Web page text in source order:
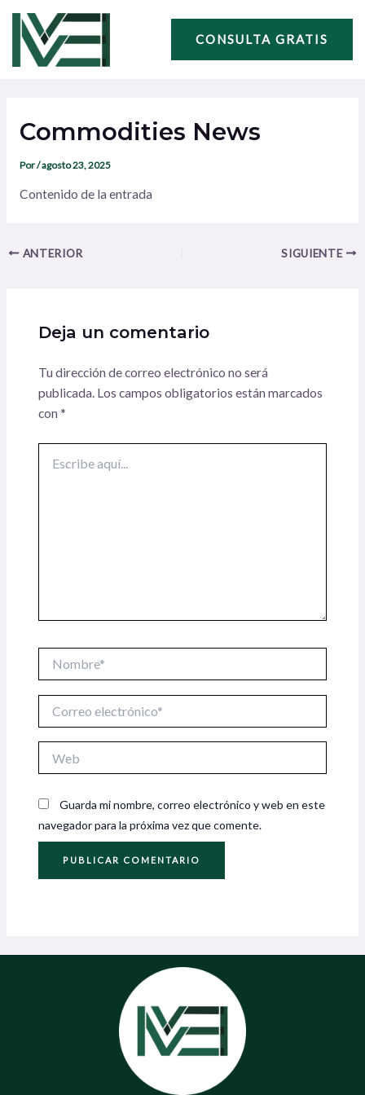
contenido
CONSULTA GRATIS
Commodities News
Por/agosto 23, 2025
Contenido de la entrada
entradas
ANTERIOR SIGUIENTE
Deja un comentario
Tu dirección de correo electrónico no será
publicada. Los campos obligatorios están marcados
con *
aquí...
electrónico*
Guarda mi nombre, correo electrónico y web en este
navegador para la próxima vez que comente.